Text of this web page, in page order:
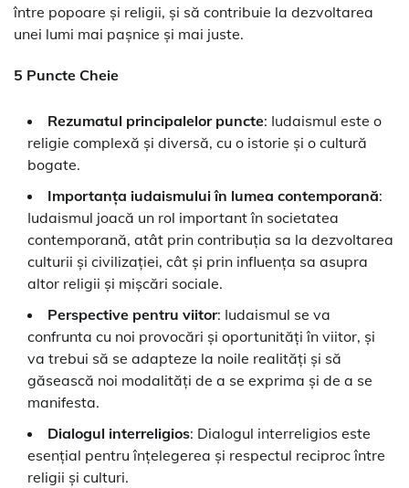
între popoare și religii, și să contribuie la dezvoltarea
unei lumi mai pașnice și mai juste.
5 Puncte Cheie
Rezumatul principalelor puncte: Iudaismul este o
religie complexă și diversă, cu o istorie și o cultură
bogate.
Importanța iudaismului în lumea contemporană:
Iudaismul joacă un rol important în societatea
contemporană, atât prin contribuția sa la dezvoltarea
culturii și civilizației, cât și prin influența sa asupra
altor religii și mișcări sociale.
Perspective pentru viitor: Iudaismul se va
confrunta cu noi provocări și oportunități în viitor, și
va trebui să se adapteze la noile realități și să
găsească noi modalități de a se exprima și de a se
manifesta.
Dialogul interreligios: Dialogul interreligios este
esențial pentru înțelegerea și respectul reciproc între
religii și culturi.